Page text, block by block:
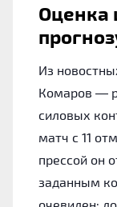
Оценка
Из
Комаров —
силовых
матч с 11
прессой он
заданным